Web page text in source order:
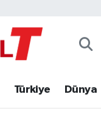
Türkiye Dünya